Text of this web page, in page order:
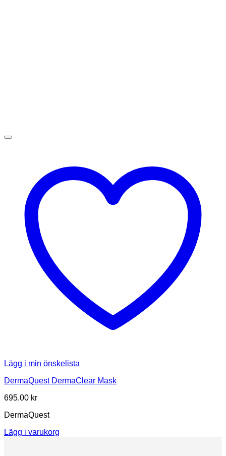
Lägg i min önskelista
DermaQuest DermaClear Mask
695.00 kr
DermaQuest
Lägg i varukorg